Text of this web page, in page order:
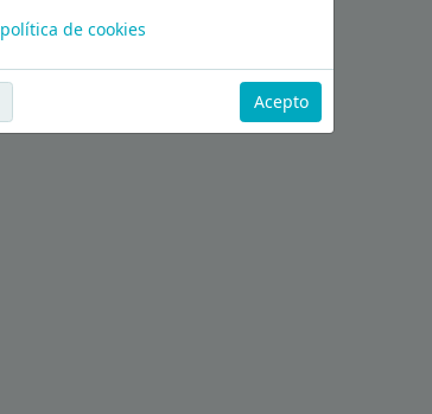
política de cookies
Acepto